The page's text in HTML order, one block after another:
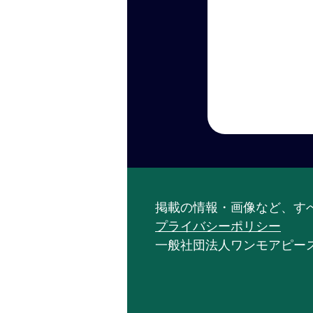
掲載の情報・画像など、す
プライバシーポリシー
一般社団法人ワンモアピー